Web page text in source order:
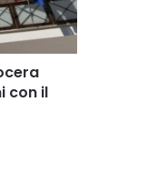
con il